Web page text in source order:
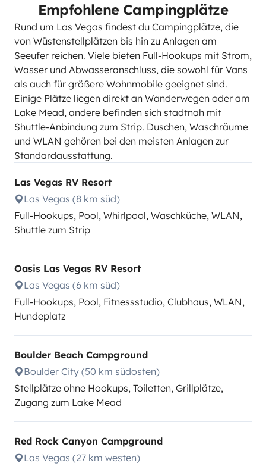
Empfohlene Campingplätze
Rund um Las Vegas findest du Campingplätze, die
von Wüstenstellplätzen bis hin zu Anlagen am
Seeufer reichen. Viele bieten Full-Hookups mit Strom,
Wasser und Abwasseranschluss, die sowohl für Vans
als auch für größere Wohnmobile geeignet sind.
Einige Plätze liegen direkt an Wanderwegen oder am
Lake Mead, andere befinden sich stadtnah mit
Shuttle-Anbindung zum Strip. Duschen, Waschräume
und WLAN gehören bei den meisten Anlagen zur
Standardausstattung.
Las Vegas RV Resort
Las Vegas (8 km süd)
Full-Hookups, Pool, Whirlpool, Waschküche, WLAN,
Shuttle zum Strip
Oasis Las Vegas RV Resort
Las Vegas (6 km süd)
Full-Hookups, Pool, Fitnessstudio, Clubhaus, WLAN,
Hundeplatz
Boulder Beach Campground
Boulder City (50 km südosten)
Stellplätze ohne Hookups, Toiletten, Grillplätze,
Zugang zum Lake Mead
Red Rock Canyon Campground
Las Vegas (27 km westen)